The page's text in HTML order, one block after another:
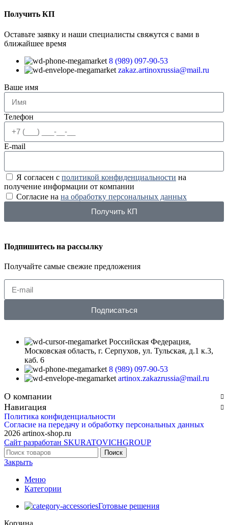
Получить КП
Оставьте заявку и наши специалисты свяжутся с вами в
ближайшее время
8 (989) 097-90-53
zakaz.artinoxrussia@mail.ru
Ваше имя
Телефон
E-mail
Я согласен с политикой конфиденциальности на
получение информации от компании
Согласие на на обработку персональных данных
Получить КП
Подпишитесь на рассылку
Получайте самые свежие предложения
Подписаться
Российская Федерация,
Московская область, г. Серпухов, ул. Тульская, д.1 к.3,
каб. 6
8 (989) 097-90-53
artinox.zakazrussia@mail.ru
О компании
Навигация
Политика конфиденциальности
Согласие на передачу и обработку персональных данных
2026 artinox-shop.ru
Сайт разработан SKURATOVICHGROUP
Поиск
Закрыть
Меню
Категории
Готовые решения